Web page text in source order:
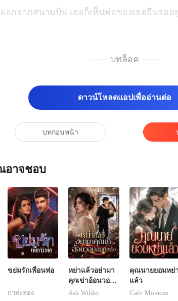
บิน เธอก็เห็นพ่อของเธอยืน
—— บทล็อค ——
ดาวน์โหลดแอปเพื่ออ่านต่อ
บทก่อนหน้า
อาจชอบ
ขย่มรักเพื่อนพ่อ
กาสะลอง
หย่าแล้วอย่ามา
คุกเข่าอ้อนวอน
ฉันทีหลัง
Ash Wilder
คุณนายยอมหย่า
แล้ว
Calv Momose